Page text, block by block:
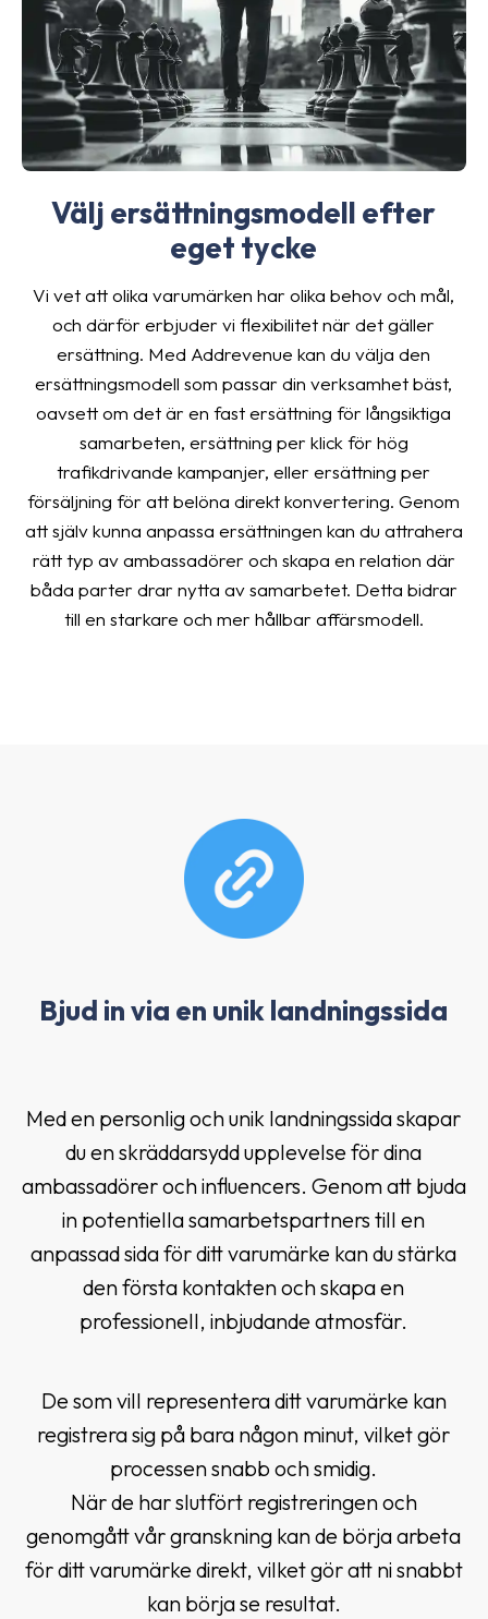
Välj ersättningsmodell efter
eget tycke
Vi vet att olika varumärken har olika behov och mål,
och därför erbjuder vi flexibilitet när det gäller
ersättning. Med Addrevenue kan du välja den
ersättningsmodell som passar din verksamhet bäst,
oavsett om det är en fast ersättning för långsiktiga
samarbeten, ersättning per klick för hög
trafikdrivande kampanjer, eller ersättning per
försäljning för att belöna direkt konvertering. Genom
att själv kunna anpassa ersättningen kan du attrahera
rätt typ av ambassadörer och skapa en relation där
båda parter drar nytta av samarbetet. Detta bidrar
till en starkare och mer hållbar affärsmodell.
Bjud in via en unik landningssida
Med en personlig och unik landningssida skapar
du en skräddarsydd upplevelse för dina
ambassadörer och influencers. Genom att bjuda
in potentiella samarbetspartners till en
anpassad sida för ditt varumärke kan du stärka
den första kontakten och skapa en
professionell, inbjudande atmosfär.
De som vill representera ditt varumärke kan
registrera sig på bara någon minut, vilket gör
processen snabb och smidig.
När de har slutfört registreringen och
genomgått vår granskning kan de börja arbeta
för ditt varumärke direkt, vilket gör att ni snabbt
kan börja se resultat.